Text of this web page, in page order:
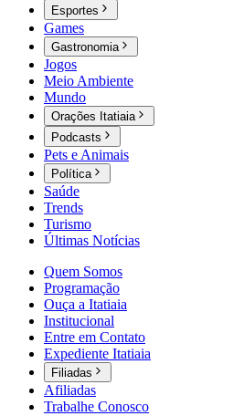
Esportes
Games
Gastronomia
Jogos
Meio Ambiente
Mundo
Orações Itatiaia
Podcasts
Pets e Animais
Política
Saúde
Trends
Turismo
Últimas Notícias
Quem Somos
Programação
Ouça a Itatiaia
Institucional
Entre em Contato
Expediente Itatiaia
Filiadas
Afiliadas
Trabalhe Conosco